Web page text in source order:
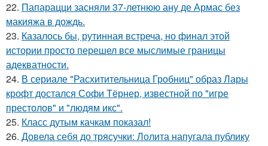
22. Папарацци засняли 37-летнюю ану де Армас без
макияжа в дождь.
23. Казалось бы, рутинная встреча, но финал этой
истории просто перешел все мыслимые границы
адекватности.
24. В сериале "Расхитительница Гробниц" образ Лары
крофт достался Софи Тёрнер, известной по "игре
престолов" и "людям икс".
25. Класс дутым качкам показал!
26. Довела себя до трясучки: Лолита напугала публику